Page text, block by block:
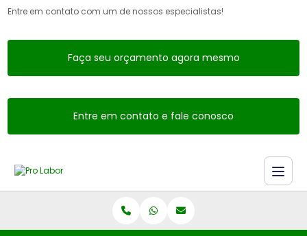
Entre em contato com um de nossos especialistas!
Faça seu orçamento agora mesmo
Entre em contato e fale conosco